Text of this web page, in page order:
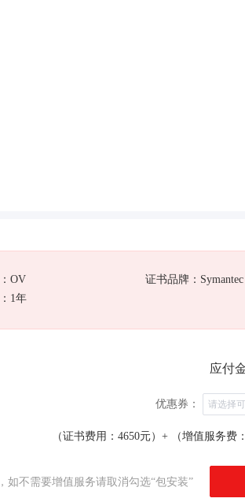
OV
证书品牌：Symantec
1年
应付
优惠券：
（证书费用：4650元）+ （增值服务费
如不需要增值服务请取消勾选“包安装”